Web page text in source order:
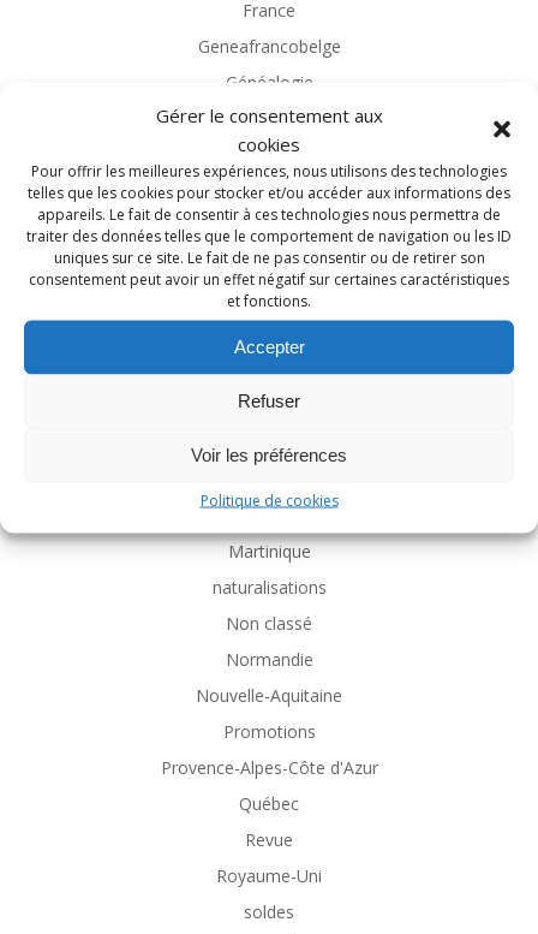
Gérer le consentement aux
cookies
Pour offrir les meilleures expériences, nous utilisons des technologies
telles que les cookies pour stocker et/ou accéder aux informations des
appareils. Le fait de consentir à ces technologies nous permettra de
traiter des données telles que le comportement de navigation ou les ID
uniques sur ce site. Le fait de ne pas consentir ou de retirer son
consentement peut avoir un effet négatif sur certaines caractéristiques
et fonctions.
Accepter
Refuser
Voir les préférences
Politique de cookies
France
Geneafrancobelge
Généalogie
Généalogie Magazine
Généalogies célèbres
Généatique
Guerre 14-18
Héraldique
Heredis
Librairie
Librairie de la Voûte
Marius et Lison
Martinique
naturalisations
Non classé
Normandie
Nouvelle-Aquitaine
Promotions
Provence-Alpes-Côte d'Azur
Québec
Revue
Royaume-Uni
soldes